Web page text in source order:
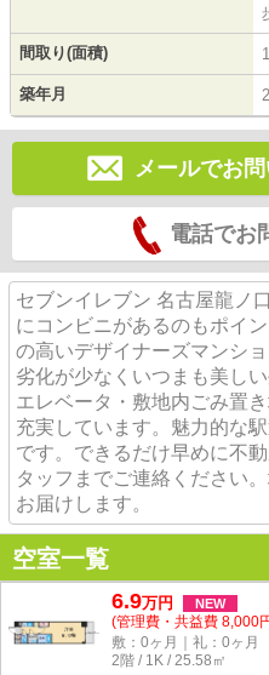
間取り(面積)
築年月
メールでお
電話でお
セブンイレブン 名古屋龍ノ
にコンビニがあるのもポイ
の高いデザイナーズマンシ
劣化が少なくいつまも美し
エレベータ・敷地内ごみ置
充実しています。魅力的な
です。できるだけ早めに不
タッフまでご連絡ください
お届けします。
空室一覧
6.9万円 NEW
(管理費・共益費 8,000
敷：0ヶ月｜礼：0ヶ月
2階 / 1K / 25.58㎡